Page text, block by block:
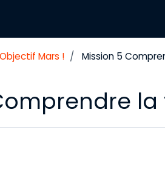
Mars ! Mission 5